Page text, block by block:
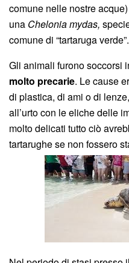
comune nelle nostre
una Chelonia mydas,
comune di “tartaruga verde”.
Gli animali furono soccorsi
molto precarie. Le cause
di plastica, di ami o di
all’urto con le eliche delle
molto delicati tutto ciò
tartarughe se non fossero